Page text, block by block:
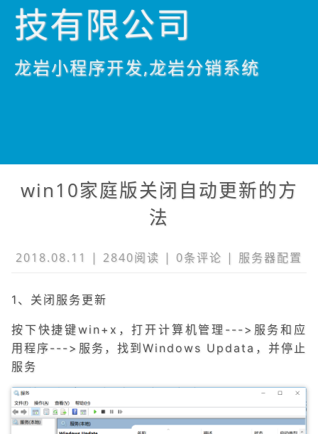
技有限公司
龙岩小程序开发,龙岩分销系统
win10家庭版关闭自动更新的方
法
2018.08.11 | 2840阅读 | 0条评论 | 服务器配置
1、关闭服务更新
按下快捷键win+x，打开计算机管理--->服务和应
用程序--->服务，找到Windows Updata，并停止
服务